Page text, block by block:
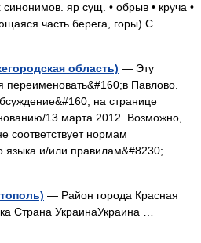
синонимов. яр сущ. • обрыв • круча •
часть берега, горы) С …
область) — Эту
переименовать&#160;в Павлово.
на странице
13 марта 2012. Возможно,
соответствует нормам
языка и/или правилам&#8230; …
— Район города Красная
Страна УкраинаУкраина …